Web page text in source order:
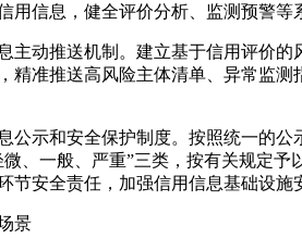
用信息，健全评价分析、监测预警
主动推送机制。建立基于信用评价
精准推送高风险主体清单、异常监
公示和安全保护制度。按照统一的
、一般、严重”三类，按有关规定
节安全责任，加强信用信息基础设施
景